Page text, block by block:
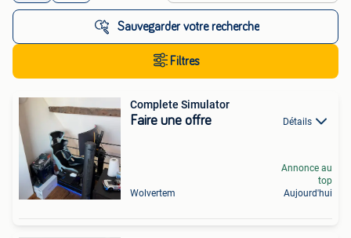
Sauvegarder votre recherche
Filtres
Complete Simulator
Faire une offre Détails
Wolvertem
Annonce au
top
Aujourd'hui